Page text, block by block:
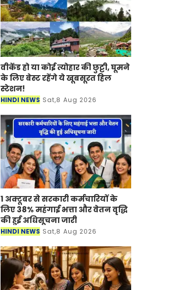
वीकेंड हो या कोई त्योहार की छुट्टी, घूमने
के लिए बेस्ट रहेंगे ये खूबसूरत हिल
स्टेशन!
HINDI NEWS Sat,8 Aug 2026
1 अक्टूबर से सरकारी कर्मचारियों के
लिए 38% महंगाई भत्ता और वेतन वृद्धि
की हुई अधिसूचना जारी
HINDI NEWS Sat,8 Aug 2026